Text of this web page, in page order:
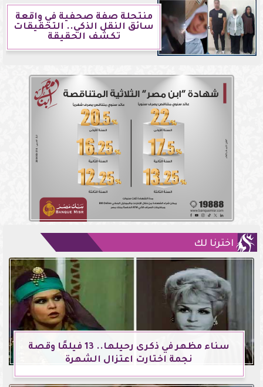
منتحلة صفة صحفية في واقعة
سائق النقل الذكي.. التحقيقات
تكشف الحقيقة
اخترنا لك
سناء مظهر في ذكرى رحيلها.. 13 فيلمًا وقصة
نجمة اختارت اعتزال الشهرة